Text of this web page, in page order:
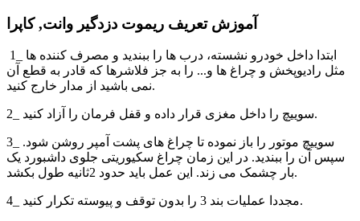
آموزش تعریف ریموت دزدگیر وانت, کاپرا
1_ ابتدا داخل خودرو نشسته، درب ها را ببندید و مصرف کننده ها
مثل رادیوپخش و چراغ ها و... را به جز فلاشرها که قادر به قطع آن
نمی باشید از مدار خارج کنید.
2_ سوییچ را داخل مغزی قرار داده و قفل فرمان را آزاد کنید.
3_ سوییچ موتور را باز نموده تا چراغ های پشت آمپر روشن شود.
سپس آن را ببندید. در این زمان چراغ سکیوریتی جلوی داشبورد یک
بار چشمک می زند. این عمل باید حدود 2ثانیه طول بکشد.
4_ مجددا عملیات بند 3 را بدون توقف و پیوسته تکرار کنید.